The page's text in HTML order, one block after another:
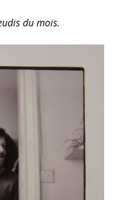
du mois.